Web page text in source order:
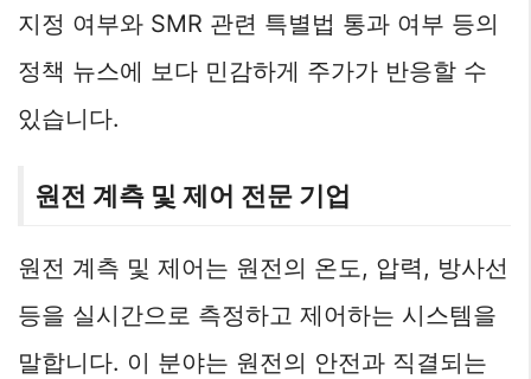
지정 여부와 SMR 관련 특별법 통과 여부 등의
정책 뉴스에 보다 민감하게 주가가 반응할 수
있습니다.
원전 계측 및 제어 전문 기업
원전 계측 및 제어는 원전의 온도, 압력, 방사선
등을 실시간으로 측정하고 제어하는 시스템을
말합니다. 이 분야는 원전의 안전과 직결되는